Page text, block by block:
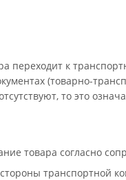
переходит к
(товарно-
то это
товара согласно
транспортной